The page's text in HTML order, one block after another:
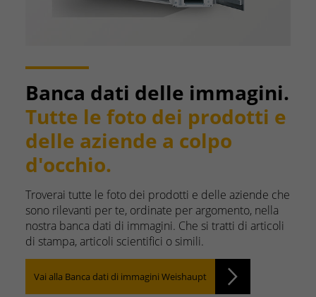
Banca dati delle immagini.
Tutte le foto dei prodotti e
delle aziende a colpo
d'occhio.
Troverai tutte le foto dei prodotti e delle aziende che
sono rilevanti per te, ordinate per argomento, nella
nostra banca dati di immagini. Che si tratti di articoli
di stampa, articoli scientifici o simili.
Vai alla Banca dati di immagini Weishaupt